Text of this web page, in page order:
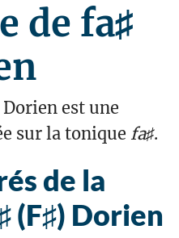
de fa♯
est une
sur la tonique fa♯.
de la
(F♯) Dorien